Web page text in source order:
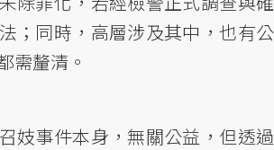
；同時，高層涉及其中，也有公
需釐清。
妓事件本身，無關公益，但透過